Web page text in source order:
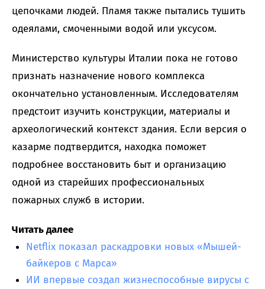
цепочками людей. Пламя также пытались тушить
одеялами, смоченными водой или уксусом.
Министерство культуры Италии пока не готово
признать назначение нового комплекса
окончательно установленным. Исследователям
предстоит изучить конструкции, материалы и
археологический контекст здания. Если версия о
казарме подтвердится, находка поможет
подробнее восстановить быт и организацию
одной из старейших профессиональных
пожарных служб в истории.
Читать далее
Netflix показал раскадровки новых «Мышей-
байкеров с Марса»
ИИ впервые создал жизнеспособные вирусы с